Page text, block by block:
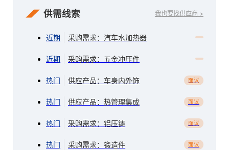
供需线索 我也要找供应商 >
近期 采购需求：汽车水加热器
近期 采购需求：五金冲压件
热门 供应产品：车身内外饰 面议
热门 供应产品：热管理集成 面议
热门 采购需求：铝压铸 面议
热门 采购需求：锻造件 面议